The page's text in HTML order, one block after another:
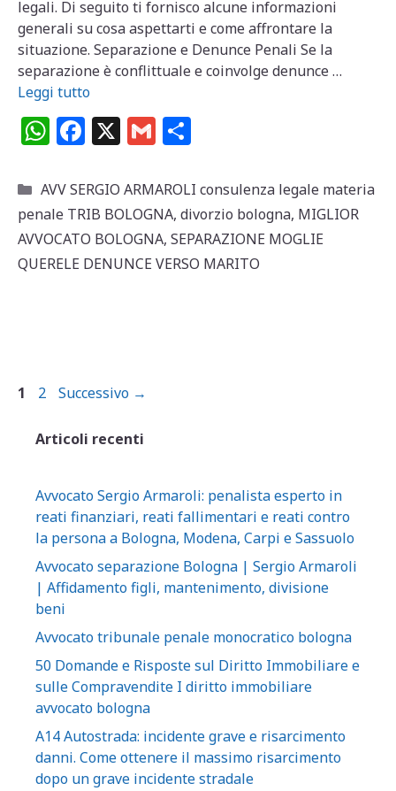
legali. Di seguito ti fornisco alcune informazioni
generali su cosa aspettarti e come affrontare la
situazione. Separazione e Denunce Penali Se la
separazione è conflittuale e coinvolge denunce …
Leggi tutto
W
at
s
A
p
F
c
e
b
o
X G
ai
l
n
di
vi
di
Categorie
AVV SERGIO ARMAROLI consulenza legale materia
penale TRIB BOLOGNA, divorzio bologna, MIGLIOR
AVVOCATO BOLOGNA, SEPARAZIONE MOGLIE
QUERELE DENUNCE VERSO MARITO
Pagina
1 Pagina
2 Successivo →
Articoli recenti
Avvocato Sergio Armaroli: penalista esperto in
reati finanziari, reati fallimentari e reati contro
la persona a Bologna, Modena, Carpi e Sassuolo
Avvocato separazione Bologna | Sergio Armaroli
| Affidamento figli, mantenimento, divisione
beni
Avvocato tribunale penale monocratico bologna
50 Domande e Risposte sul Diritto Immobiliare e
sulle Compravendite I diritto immobiliare
avvocato bologna
A14 Autostrada: incidente grave e risarcimento
danni. Come ottenere il massimo risarcimento
dopo un grave incidente stradale